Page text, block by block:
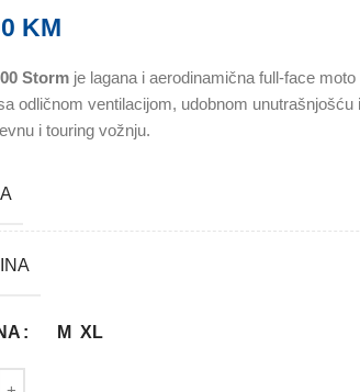
KM
Stormje lagana i aerodinamična full-face
odličnom ventilacijom, udobnom
i touring vožnju.
M XL